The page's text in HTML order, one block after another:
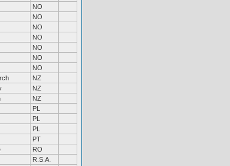
NO
NO
NO
NO
NO
NO
NO
NZ
NZ
NZ
PL
PL
PL
PT
RO
R.S.A.